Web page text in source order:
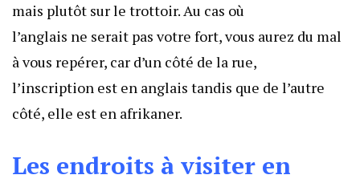
mais plutôt sur le trottoir. Au cas où
l’anglais ne serait pas votre fort, vous aurez du mal
à vous repérer, car d’un côté de la rue,
l’inscription est en anglais tandis que de l’autre
côté, elle est en afrikaner.
Les endroits à visiter en